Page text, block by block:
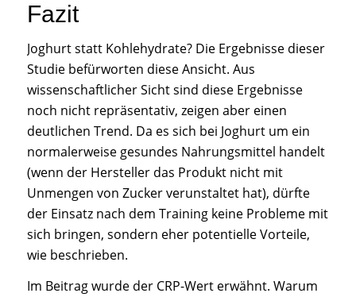
Fazit
Joghurt statt Kohlehydrate? Die Ergebnisse dieser
Studie befürworten diese Ansicht. Aus
wissenschaftlicher Sicht sind diese Ergebnisse
noch nicht repräsentativ, zeigen aber einen
deutlichen Trend. Da es sich bei Joghurt um ein
normalerweise gesundes Nahrungsmittel handelt
(wenn der Hersteller das Produkt nicht mit
Unmengen von Zucker verunstaltet hat), dürfte
der Einsatz nach dem Training keine Probleme mit
sich bringen, sondern eher potentielle Vorteile,
wie beschrieben.
Im Beitrag wurde der CRP-Wert erwähnt. Warum